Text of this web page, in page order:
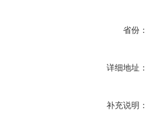
省份：
详细地址：
补充说明：